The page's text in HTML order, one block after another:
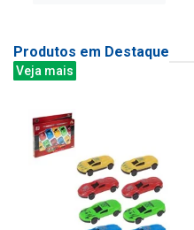
Produtos em Destaque
Veja mais